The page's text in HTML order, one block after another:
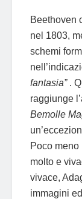
Beethoven
nel 1803,
schemi
fantasia”.
raggiunge
Bemolle
Poco meno
molto e
vivace,
immagini